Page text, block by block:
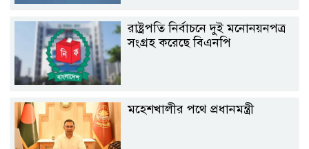
রাষ্ট্রপতি নির্বাচনে দুই মনোনয়নপত্র
সংগ্রহ করেছে বিএনপি
মহেশখালীর পথে প্রধানমন্ত্রী